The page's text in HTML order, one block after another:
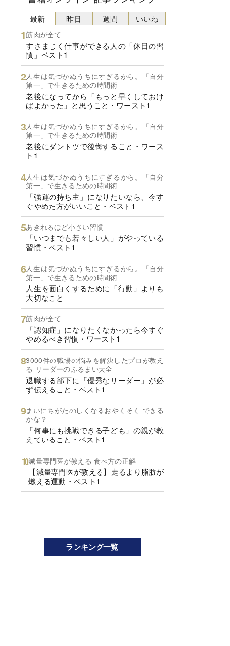
最新
筋肉が全て
すさまじく仕事ができる人の「休日の習
慣」ベスト1
人生は気づかぬうちにすぎるから。「自分
第一」で生きるための時間術
老後になってから「もっと早くしておけ
ばよかった」と思うこと・ワースト1
人生は気づかぬうちにすぎるから。「自分
第一」で生きるための時間術
老後にダントツで後悔すること・ワース
ト1
人生は気づかぬうちにすぎるから。「自分
第一」で生きるための時間術
「強運の持ち主」になりたいなら、今す
ぐやめた方がいいこと・ベスト1
あきれるほど小さい習慣
「いつまでも若々しい人」がやっている
習慣・ベスト1
人生は気づかぬうちにすぎるから。「自分
第一」で生きるための時間術
人生を面白くするために「行動」よりも
大切なこと
筋肉が全て
「認知症」になりたくなかったら今すぐ
やめるべき習慣・ワースト1
3000件の職場の悩みを解決したプロが教え
る リーダーのふるまい大全
退職する部下に「優秀なリーダー」が必
ず伝えること・ベスト1
まいにちがたのしくなるおやくそく できる
かな？
「何事にも挑戦できる子ども」の親が教
えていること・ベスト1
減量専門医が教える 食べ方の正解
【減量専門医が教える】走るより脂肪が
燃える運動・ベスト1
昨日 週間 いいね
ランキング一覧